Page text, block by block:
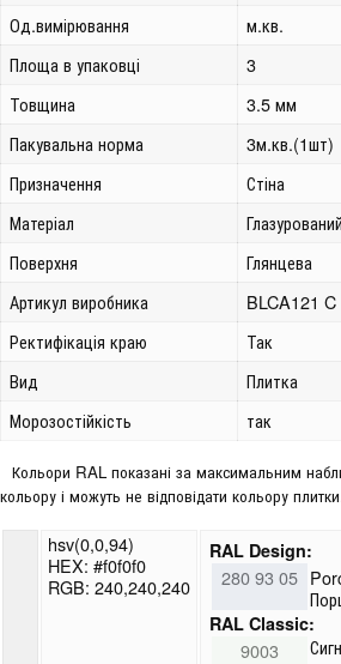
Од.вимірювання
м.кв.
Площа в упаковці
3
Товщина
3.5 мм
Пакувальна норма
3м.кв.(1шт)
Призначення
Стіна
Матеріал
Поверхня
Глянцева
Артикул виробника
BLCA121 C
Ректифікація краю
Так
Вид
Плитка
Морозостійкість
так
Кольори RAL показані за максимальним
кольору і можуть не відповідати кольору
hsv(0,0,94)
HEX: #f0f0f0
RGB: 240,240,240
RAL Design:
280 93 05
RAL Classic:
9003